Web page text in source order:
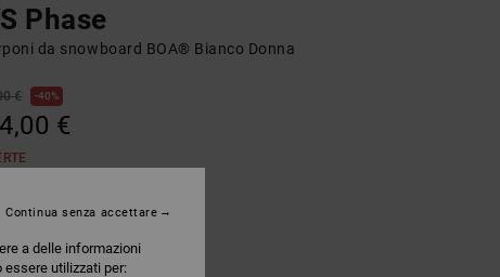
Phase
da snowboard BOA® Bianco Donna
€ 40%
€
a delle informazioni
essere utilizzati per:
Continua senza accettare